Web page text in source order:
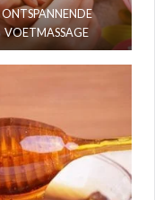
ONTSPANNENDE
VOETMASSAGE